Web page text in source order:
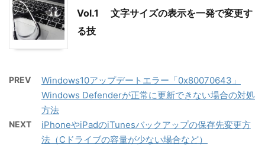
Vol.1 文字サイズの表示を一発で変更す
る技
PREV
Windows10アップデートエラー「0x80070643」
Windows Defenderが正常に更新できない場合の対処
方法
NEXT
iPhoneやiPadのiTunesバックアップの保存先変更方
法（Cドライブの容量が少ない場合など）